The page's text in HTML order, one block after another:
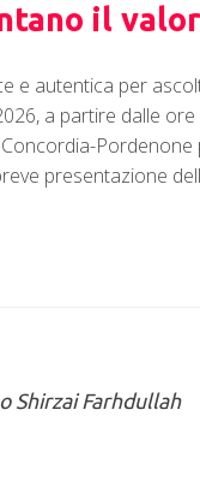
il
e autentica per
a partire dalle
presentazione
Shirzai Farhdullah